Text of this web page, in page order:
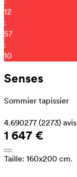
12
:
57
:
05
Senses
Sommier tapissier
4.690277 (2273)
1 647 €
Taille: 160x200 cm.